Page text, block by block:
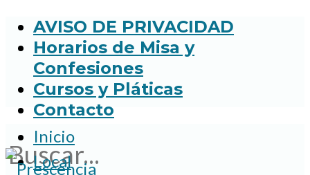
AVISO DE PRIVACIDAD
Horarios de Misa y
Confesiones
Cursos y Pláticas
Contacto
Inicio
Local